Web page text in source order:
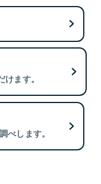
ます。
べします。